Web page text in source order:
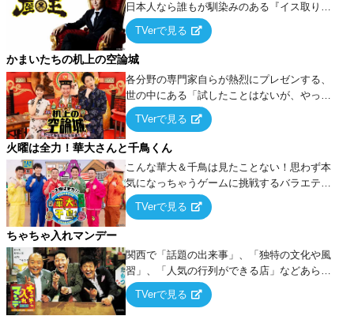
日本人なら誰もが馴染みのある『イス取りゲ
ーム』をベースに、大喜利・ギャグ・モノボ
ケ・歌…など様々なお題で芸人がショートネ
タを競い合う！
TVerで見る
かまいたちの机上の空論城
各分野の専門家自らが熱烈にプレゼンする、
世の中にある「試したことはないが、やって
みたらこうなる！…ハズ」という“机上の空
論”に若手芸人らがカラダを張って挑む！
TVerで見る
火曜は全力！華大さんと千鳥くん
こんな華大＆千鳥は見たことない！思わず本
気になっちゃうゲームに挑戦するバラエティ
ー！
TVerで見る
ちゃちゃ入れマンデー
関西で「話題の出来事」、「独特の文化や風
習」、「人気の行列ができる店」などあらゆ
るテーマについて好き放題にちゃちゃを入れ
ていく関西色を前面に押し出したトークバラ
TVerで見る